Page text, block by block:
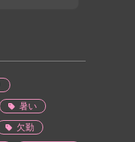
暑い
欠勤